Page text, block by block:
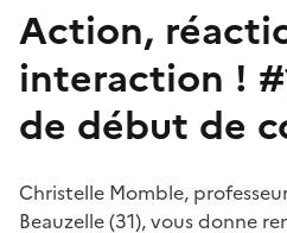
Action,
interaction !
de début de
Christelle Momble,
Beauzelle (31), vous donne